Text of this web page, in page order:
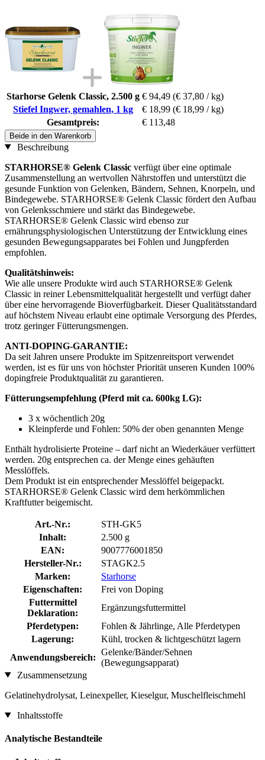
Starhorse Gelenk Classic, 2.500 g € 94,49 (€ 37,80 / kg)
Stiefel Ingwer, gemahlen, 1 kg
€ 18,99 (€ 18,99 / kg)
Gesamtpreis:
€ 113,48
Beide in den Warenkorb
Beschreibung
STARHORSE® Gelenk Classic verfügt über eine optimale
Zusammenstellung an wertvollen Nährstoffen und unterstützt die
gesunde Funktion von Gelenken, Bändern, Sehnen, Knorpeln, und
Bindegewebe. STARHORSE® Gelenk Classic fördert den Aufbau
von Gelenksschmiere und stärkt das Bindegewebe.
STARHORSE® Gelenk Classic wird ebenso zur
ernährungsphysiologischen Unterstützung der Entwicklung eines
gesunden Bewegungsapparates bei Fohlen und Jungpferden
empfohlen.
Qualitätshinweis:
Wie alle unsere Produkte wird auch STARHORSE® Gelenk
Classic in reiner Lebensmittelqualität hergestellt und verfügt daher
über eine hervorragende Bioverfügbarkeit. Dieser Qualitätsstandard
auf höchstem Niveau erlaubt eine optimale Versorgung des Pferdes,
trotz geringer Fütterungsmengen.
ANTI-DOPING-GARANTIE:
Da seit Jahren unsere Produkte im Spitzenreitsport verwendet
werden, ist es für uns von höchster Priorität unseren Kunden 100%
dopingfreie Produktqualität zu garantieren.
Fütterungsempfehlung (Pferd mit ca. 600kg LG):
3 x wöchentlich 20g
Kleinpferde und Fohlen: 50% der oben genannten Menge
Enthält hydrolisierte Proteine – darf nicht an Wiederkäuer verfüttert
werden. 20g entsprechen ca. der Menge eines gehäuften
Messlöffels.
Dem Produkt ist ein entsprechender Messlöffel beigepackt.
STARHORSE® Gelenk Classic wird dem herkömmlichen
Kraftfutter beigemischt.
Art.-Nr.:
STH-GK5
Inhalt:
2.500 g
EAN:
9007776001850
Hersteller-Nr.:
STAGK2.5
Marken:
Starhorse
Eigenschaften:
Frei von Doping
Futtermittel
Deklaration:
Ergänzungsfuttermittel
Pferdetypen:
Fohlen & Jährlinge, Alle Pferdetypen
Lagerung:
Kühl, trocken & lichtgeschützt lagern
Anwendungsbereich:
Gelenke/Bänder/Sehnen
(Bewegungsapparat)
Zusammensetzung
Gelatinehydrolysat, Leinexpeller, Kieselgur, Muschelfleischmehl
Inhaltsstoffe
Analytische Bestandteile